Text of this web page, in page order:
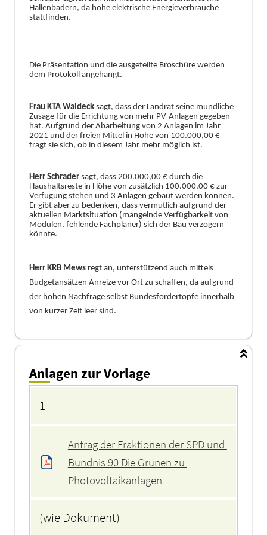
Hallenbädern, da hohe elektrische Energieverbräuche
stattfinden.
Die Präsentation und die ausgeteilte Broschüre werden
dem Protokoll angehängt.
Frau KTA Waldecksagt, dass der Landrat seine mündliche
Zusage für die Errichtung von mehr PV-Anlagen gegeben
hat. Aufgrund der Abarbeitung von 2 An lagen im Jahr
2021 und der freien Mittel in Höhe von 100.000,00 €
fragt sie sich, ob in diesem Jahr mehr möglich ist.
Herr Schradersagt, dass 200.000,00 €durch die
Haushaltsreste in Höhe von zusätzlich 100.000,00 €zur
Verfügung stehen und 3 Anlagen gebaut werden können.
Er gibt aber zu bedenken, dass vermutlich aufgrund der
aktuellen Marktsituation (mangelnde Verfügbarkeit von
Modulen, fehlende Fachplaner) sich der Bau verzögern
könnte.
Herr KRB Mewsregt an, unterstützend auch mittels
Budgetansätzen Anreize vor Ort zu schaffen, da aufgrund
der hohen Nachfrage selbst Bundesfördertöpfe innerhalb
von kurzer Zeit leer sind.
Anlagen zur Vorlage
1
Antrag der Fraktionen der SPD und
Bündnis 90 Die Grünen zu
Photovoltaikanlagen
(wie Dokument)